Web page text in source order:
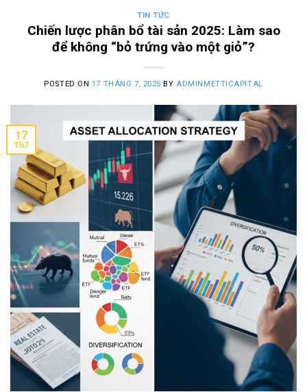
TIN TỨC
Chiến lược phân bổ tài sản 2025: Làm sao
để không “bỏ trứng vào một giỏ”?
POSTED ON 17 THÁNG 7, 2025 BYADMINMETTICAPITAL
17
Th7